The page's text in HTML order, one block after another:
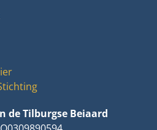
de Tilburgse Beiaard